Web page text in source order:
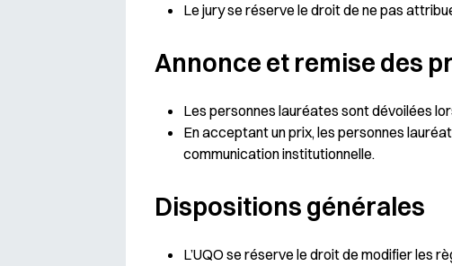
Le jury se réserve le droit de ne pas
Annonce et remise des
Les personnes lauréates sont dévoilées
En acceptant un prix, les personnes
communication institutionnelle.
Dispositions générales
L’UQO se réserve le droit de modifier les